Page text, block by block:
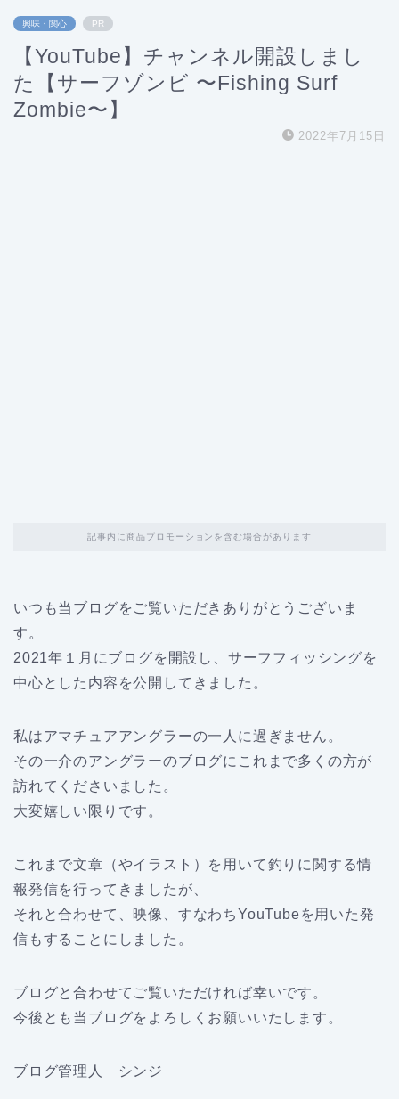
興味・関心 PR
【YouTube】チャンネル開設しまし
た【サーフゾンビ 〜Fishing Surf
Zombie〜】
2022年7月15日
記事内に商品プロモーションを含む場合があります
いつも当ブログをご覧いただきありがとうございま
す。
2021年１月にブログを開設し、サーフフィッシングを
中心とした内容を公開してきました。
私はアマチュアアングラーの一人に過ぎません。
その一介のアングラーのブログにこれまで多くの方が
訪れてくださいました。
大変嬉しい限りです。
これまで文章（やイラスト）を用いて釣りに関する情
報発信を行ってきましたが、
それと合わせて、映像、すなわちYouTubeを用いた発
信もすることにしました。
ブログと合わせてご覧いただければ幸いです。
今後とも当ブログをよろしくお願いいたします。
ブログ管理人 シンジ